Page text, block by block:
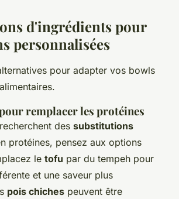
d'ingrédients pour
personnalisées
pour adapter vos bowls
remplacer les protéines
des substitutions
protéines, pensez aux options
le tofu par du tempeh pour
et une saveur plus
pois chiches peuvent être